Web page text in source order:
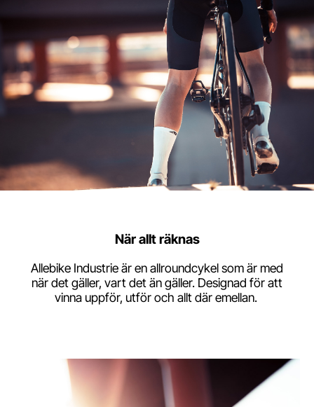
När allt räknas
Allebike Industrie är en allroundcykel som är med
när det gäller, vart det än gäller. Designad för att
vinna uppför, utför och allt där emellan.